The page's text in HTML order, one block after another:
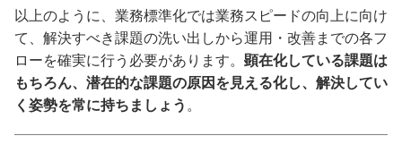
以上のように、業務標準化では業務スピードの向上に向け
て、解決すべき課題の洗い出しから運用・改善までの各フ
ローを確実に行う必要があります。 顕在化している課題は
もちろん、潜在的な課題の原因を見える化し、解決してい
く姿勢を常に持ちましょう 。